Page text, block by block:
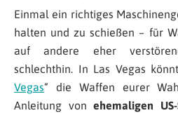
Einmal ein richtiges
halten und zu schießen – für
auf andere eher
schlechthin. In Las Vegas
Vegas“ die Waffen eurer
Anleitung von ehemaligen US-